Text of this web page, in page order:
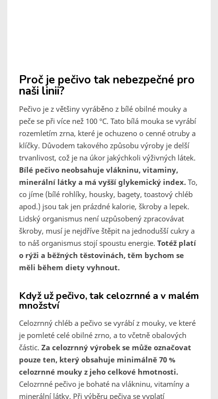
Proč je pečivo tak nebezpečné pro
naši linii?
Pečivo je z většiny vyráběno z bílé obilné mouky a
peče se při více než 100 °C. Tato bílá mouka se vyrábí
rozemletím zrna, které je ochuzeno o cenné otruby a
klíčky. Důvodem takového způsobu výroby je delší
trvanlivost, což je na úkor jakýchkoli výživných látek.
Bílé pečivo neobsahuje vlákninu, vitaminy,
minerální látky a má vyšší glykemický index. To,
co jíme (bílé rohlíky, housky, bagety, toastový chléb
apod.) jsou tak jen prázdné kalorie, škroby a lepek.
Lidský organismus není uzpůsobený zpracovávat
škroby, musí je nejdříve štěpit na jednodušší cukry a
to náš organismus stojí spoustu energie. Totéž platí
o rýži a běžných těstovinách, těm bychom se
měli během diety vyhnout.
Když už pečivo, tak celozrnné a v malém
množství
Celozrnný chléb a pečivo se vyrábí z mouky, ve které
je pomleté celé obilné zrno, a to včetně obalových
částic. Za celozrnný výrobek se může označovat
pouze ten, který obsahuje minimálně 70 %
celozrnné mouky z jeho celkové hmotnosti.
Celozrnné pečivo je bohaté na vlákninu, vitamíny a
minerální látky. Při výběru pečiva se vyplatí